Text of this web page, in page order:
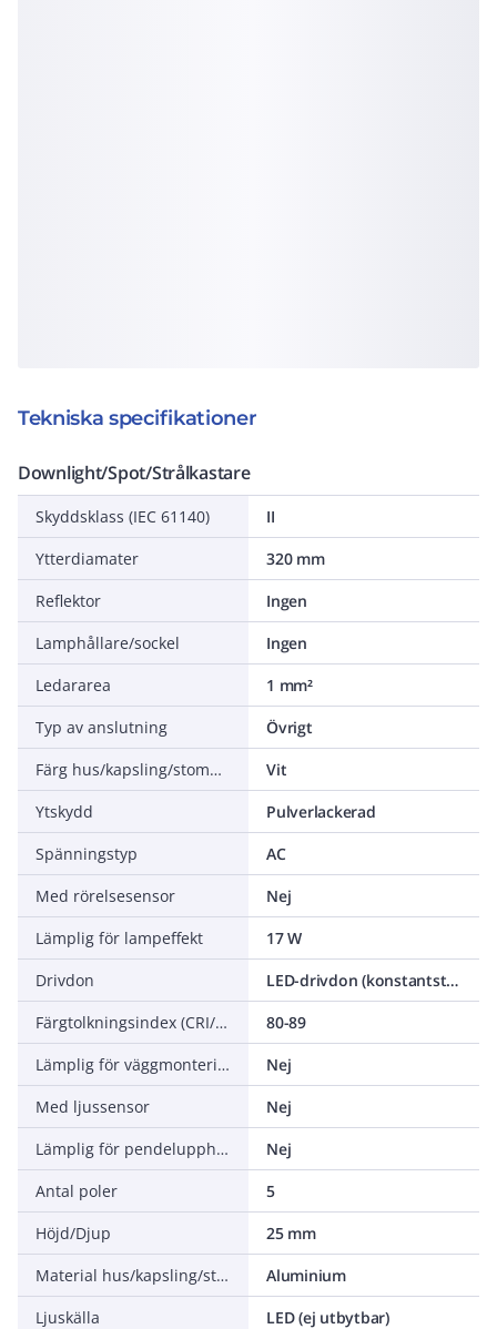
Tekniska specifikationer
Downlight/Spot/Strålkastare
Skyddsklass (IEC 61140)
II
Ytterdiamater
320 mm
Reflektor
Ingen
Lamphållare/sockel
Ingen
Ledararea
1 mm²
Typ av anslutning
Övrigt
Färg hus/kapsling/stomme
Vit
Ytskydd
Pulverlackerad
Spänningstyp
AC
Med rörelsesensor
Nej
Lämplig för lampeffekt
17 W
Drivdon
LED-drivdon (konstantström)
Färgtolkningsindex (CRI/Ra)
80-89
Lämplig för väggmontering
Nej
Med ljussensor
Nej
Lämplig för pendelupphängning
Nej
Antal poler
5
Höjd/Djup
25 mm
Material hus/kapsling/stomme
Aluminium
Ljuskälla
LED (ej utbytbar)